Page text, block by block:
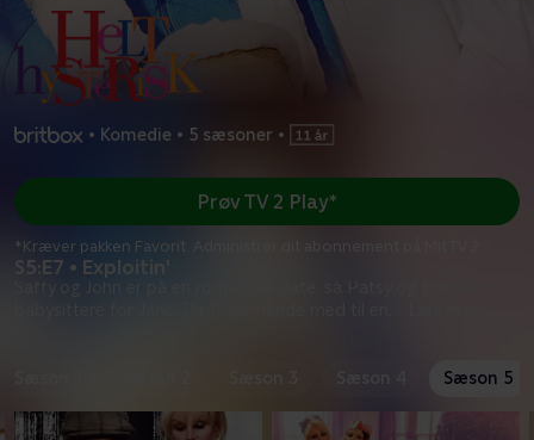
• Komedie • 5 sæsoner •
S5:E7 • Exploitin'
Saffy og John er på en romantisk date, så Patsy og Edina er
Prøv TV 2 Play*
*Kræver pakken Favorit. Administrer dit abonnement på Mit TV 2.
Sæson 5